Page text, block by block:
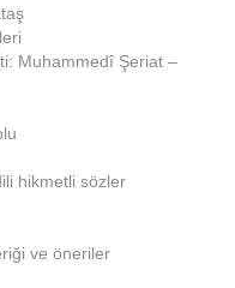
Muhammedî Şeriat –
hikmetli sözler
ve öneriler